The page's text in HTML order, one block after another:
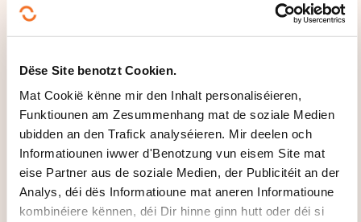
Dëse Site benotzt Cookien.
Mat Cookië kënne mir den Inhalt personaliséieren,
Funktiounen am Zesummenhang mat de soziale Medien
ubidden an den Trafick analyséieren. Mir deelen och
Informatiounen iwwer d'Benotzung vun eisem Site mat
eise Partner aus de soziale Medien, der Publicitéit an der
Analys, déi dës Informatioune mat aneren Informatioune
kombinéiere kënnen, déi Dir hinne ginn hutt oder déi si
éliminatoires selon la recommandation. Le passage
En cas de réussite le candidat se voit délivrer par
notre organisme de formation une attestation de
conduite en sécurité avec mention du type d’engin
concerné.
Une remise à niveau périodique pour ce type
d’engin est exigée tous les 5 ans.